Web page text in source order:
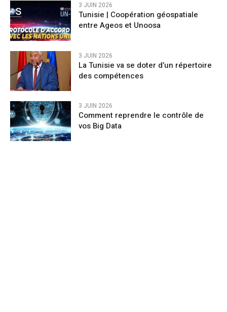
3 JUIN 2026
Tunisie | Coopération géospatiale
entre Ageos et Unoosa
3 JUIN 2026
La Tunisie va se doter d’un répertoire
des compétences
3 JUIN 2026
Comment reprendre le contrôle de
vos Big Data